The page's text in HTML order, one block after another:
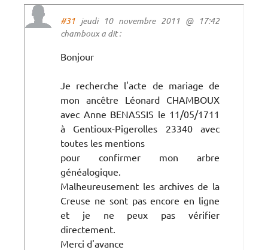
#31 jeudi 10 novembre 2011 @ 17:42
chamboux a dit :
Bonjour
Je recherche l'acte de mariage de
mon ancêtre Léonard CHAMBOUX
avec Anne BENASSIS le 11/05/1711
à Gentioux-Pigerolles 23340 avec
toutes les mentions
pour confirmer mon arbre
généalogique.
Malheureusement les archives de la
Creuse ne sont pas encore en ligne
et je ne peux pas vérifier
directement.
Merci d'avance